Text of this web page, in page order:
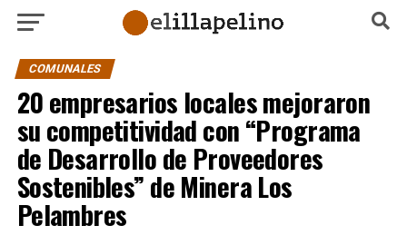
COMUNALES
20 empresarios locales mejoraron
su competitividad con “Programa
de Desarrollo de Proveedores
Sostenibles” de Minera Los
Pelambres